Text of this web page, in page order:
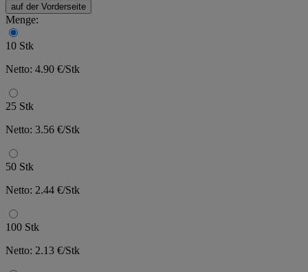
auf der Vorderseite
Menge:
10 Stk
Netto: 4.90 €/Stk
25 Stk
Netto: 3.56 €/Stk
50 Stk
Netto: 2.44 €/Stk
100 Stk
Netto: 2.13 €/Stk